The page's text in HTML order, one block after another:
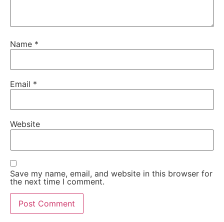
Name *
Email *
Website
Save my name, email, and website in this browser for
the next time I comment.